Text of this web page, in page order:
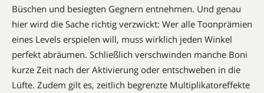
Büschen und besiegten Gegnern entnehmen. Und genau
hier wird die Sache richtig verzwickt: Wer alle Toonprämien
eines Levels erspielen will, muss wirklich jeden Winkel
perfekt abräumen. Schließlich verschwinden manche Boni
kurze Zeit nach der Aktivierung oder entschweben in die
Lüfte. Zudem gilt es, zeitlich begrenzte Multiplikatoreffekte